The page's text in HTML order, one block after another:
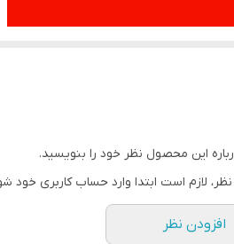
این محصول نظر خود را بنویسید.
لازم است ابتدا وارد حساب کاربری خود
افزودن نظر